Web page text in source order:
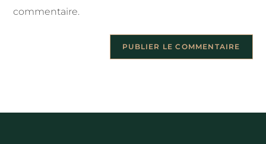
commentaire.